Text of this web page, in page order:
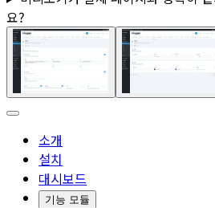
요?
소개
설치
대시보드
기능 모듈